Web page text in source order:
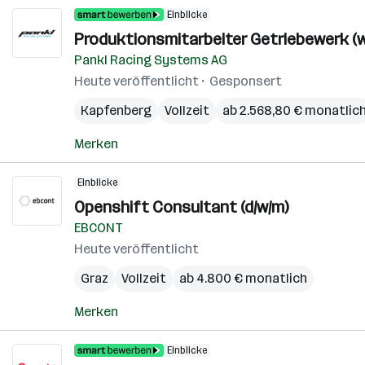
Einblicke
Produktionsmitarbeiter Getriebewerk
Pankl Racing Systems AG
Heute veröffentlicht
Gesponsert
Kapfenberg
Vollzeit ab 2.568,80 € monatlich
Merken
Einblicke
Openshift Consultant (d/w/m)
EBCONT
Heute veröffentlicht
Graz
Vollzeit ab 4.800 € monatlich
Merken
Einblicke